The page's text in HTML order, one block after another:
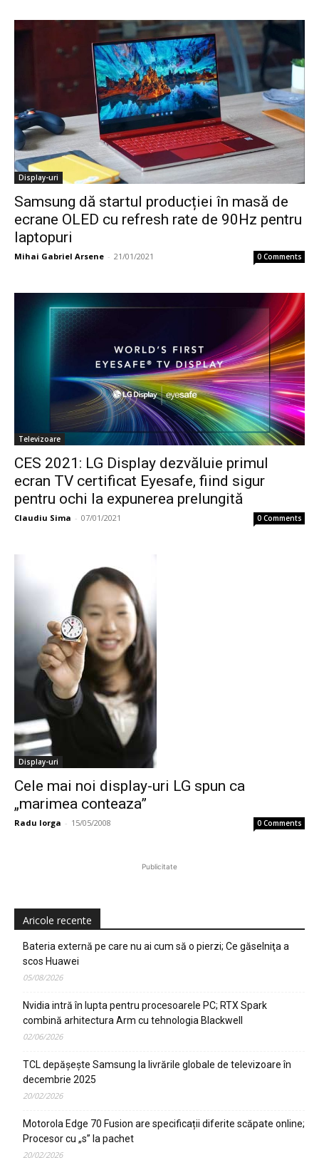
Display-uri
Samsung dă startul producției în masă de
ecrane OLED cu refresh rate de 90Hz pentru
laptopuri
Mihai Gabriel Arsene - 21/01/2021 0 Comments
Televizoare
CES 2021: LG Display dezvăluie primul
ecran TV certificat Eyesafe, fiind sigur
pentru ochi la expunerea prelungită
Claudiu Sima - 07/01/2021 0 Comments
Display-uri
Cele mai noi display-uri LG spun ca
„marimea conteaza”
Radu Iorga - 15/05/2008 0 Comments
Publicitate
Aricole recente
Bateria externă pe care nu ai cum să o pierzi; Ce găselniţa a
scos Huawei
05/08/2026
Nvidia intră în lupta pentru procesoarele PC; RTX Spark
combină arhitectura Arm cu tehnologia Blackwell
02/06/2026
TCL depășește Samsung la livrările globale de televizoare în
decembrie 2025
20/02/2026
Motorola Edge 70 Fusion are specificații diferite scăpate online;
Procesor cu „s” la pachet
20/02/2026